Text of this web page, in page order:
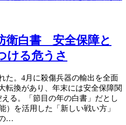
衛白書 安全保障と
ける危うさ
た。4月に殺傷兵器の輸出を全面
転換があり、年末には安全保障関
る。「節目の年の白書」だとし
）を活用した「新しい戦い方」
…